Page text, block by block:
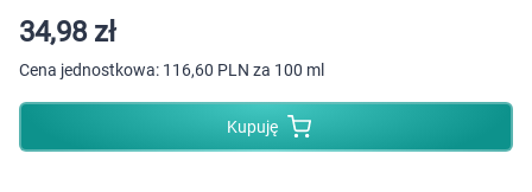
Dziecko
Higiena
Kosmetyki
34,98 zł
Cena jednostkowa: 116,60 PLN za 100 ml
Kupuję